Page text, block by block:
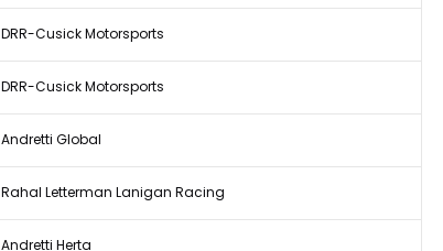
DRR-Cusick Motorsports
DRR-Cusick Motorsports
Andretti Global
Rahal Letterman Lanigan Racing
Andretti Herta